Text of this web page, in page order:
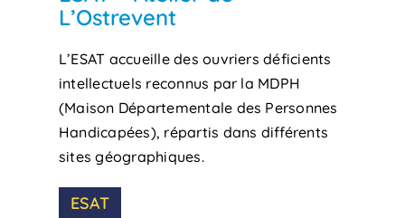
L’Ostrevent
L’ESAT accueille des ouvriers déficients
intellectuels reconnus par la MDPH
(Maison Départementale des Personnes
Handicapées), répartis dans différents
sites géographiques.
ESAT